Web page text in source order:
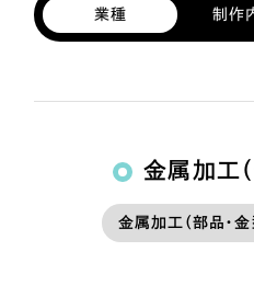
業種 制作
金属加工（
金属加工（部品・